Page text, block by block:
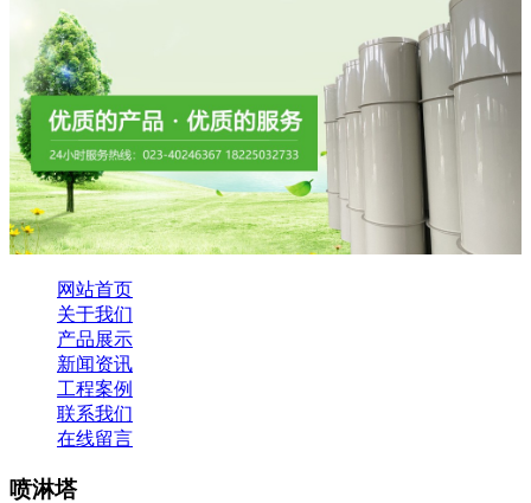
网站首页
关于我们
产品展示
新闻资讯
工程案例
联系我们
在线留言
喷淋塔